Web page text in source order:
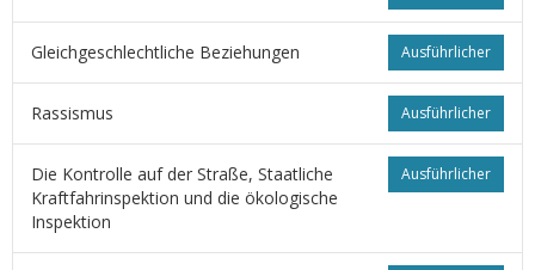
Ausführlicher
Gleichgeschlechtliche Beziehungen
Ausführlicher
Rassismus
Ausführlicher
Die Kontrolle auf der Straße, Staatliche
Kraftfahrinspektion und die ökologische
Inspektion